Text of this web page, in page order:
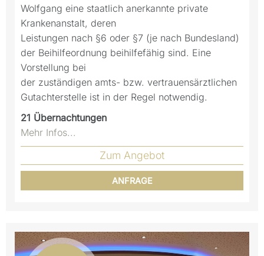
Wolfgang eine staatlich anerkannte private
Krankenanstalt, deren
Leistungen nach §6 oder §7 (je nach Bundesland)
der Beihilfeordnung beihilfefähig sind. Eine
Vorstellung bei
der zuständigen amts- bzw. vertrauensärztlichen
Gutachterstelle ist in der Regel notwendig.
21 Übernachtungen
Mehr Infos...
Zum Angebot
ANFRAGE